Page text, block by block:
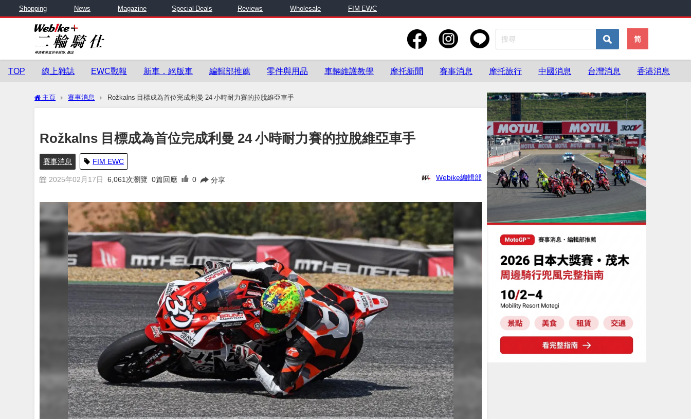
Shopping News Magazine Special Deals Reviews Wholesale FIM EWC
简
TOP 線上雜誌 EWC戰報 新車．絕版車 編輯部推薦 零件與用品 車輛維護教學 摩托新聞 賽事消息 摩托旅行 中國消息 台灣消息 香港消息
主頁 賽事消息 Rožkalns 目標成為首位完成利曼 24 小時耐力賽的拉脫維亞車手
Rožkalns 目標成為首位完成利曼 24 小時耐力賽的拉脫維亞車手
賽事消息 FIM EWC
2025年02月17日 6,061 次瀏覽 0篇回應 0 分享 Webike編輯部